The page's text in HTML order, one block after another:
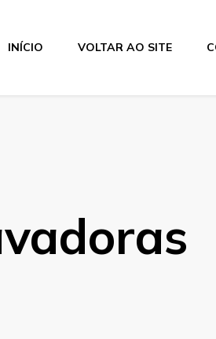
INÍCIO VOLTAR AO SITE